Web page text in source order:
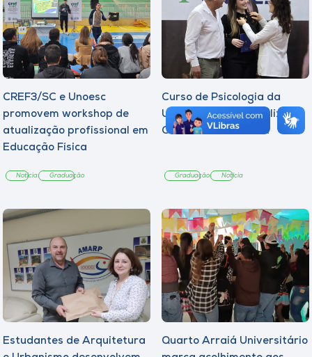
CREF3/SC e Unoesc
promovem workshop de
atualização profissional em
Educação Física
Notícia Graduação
Curso de Psicologia da
Unoesc Joaçaba realiza 2ª
Cerimônia do Botton
Graduação Notícia
Estudantes de Arquitetura
Quarto Arraiá Universitário